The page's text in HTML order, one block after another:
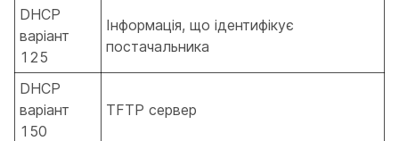
DHCP
варіант
125
Інформація, що ідентифікує
постачальника
DHCP
варіант
150
TFTP сервер